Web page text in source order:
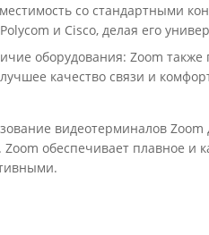
со стандартными
Polycom и Cisco, делая его
оборудования: Zoom
качество связи и
видеотерминалов Zoom
Zoom обеспечивает плавное и